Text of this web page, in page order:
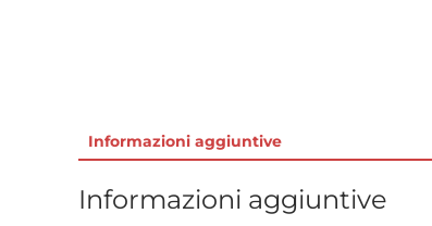
Informazioni aggiuntive
Informazioni aggiuntive